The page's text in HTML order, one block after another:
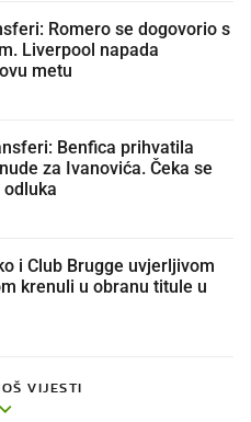
Romero se dogovorio s
Liverpool napada
metu
Benfica prihvatila
za Ivanovića. Čeka se
odluka
i Club Brugge uvjerljivom
krenuli u obranu titule u
VIJESTI